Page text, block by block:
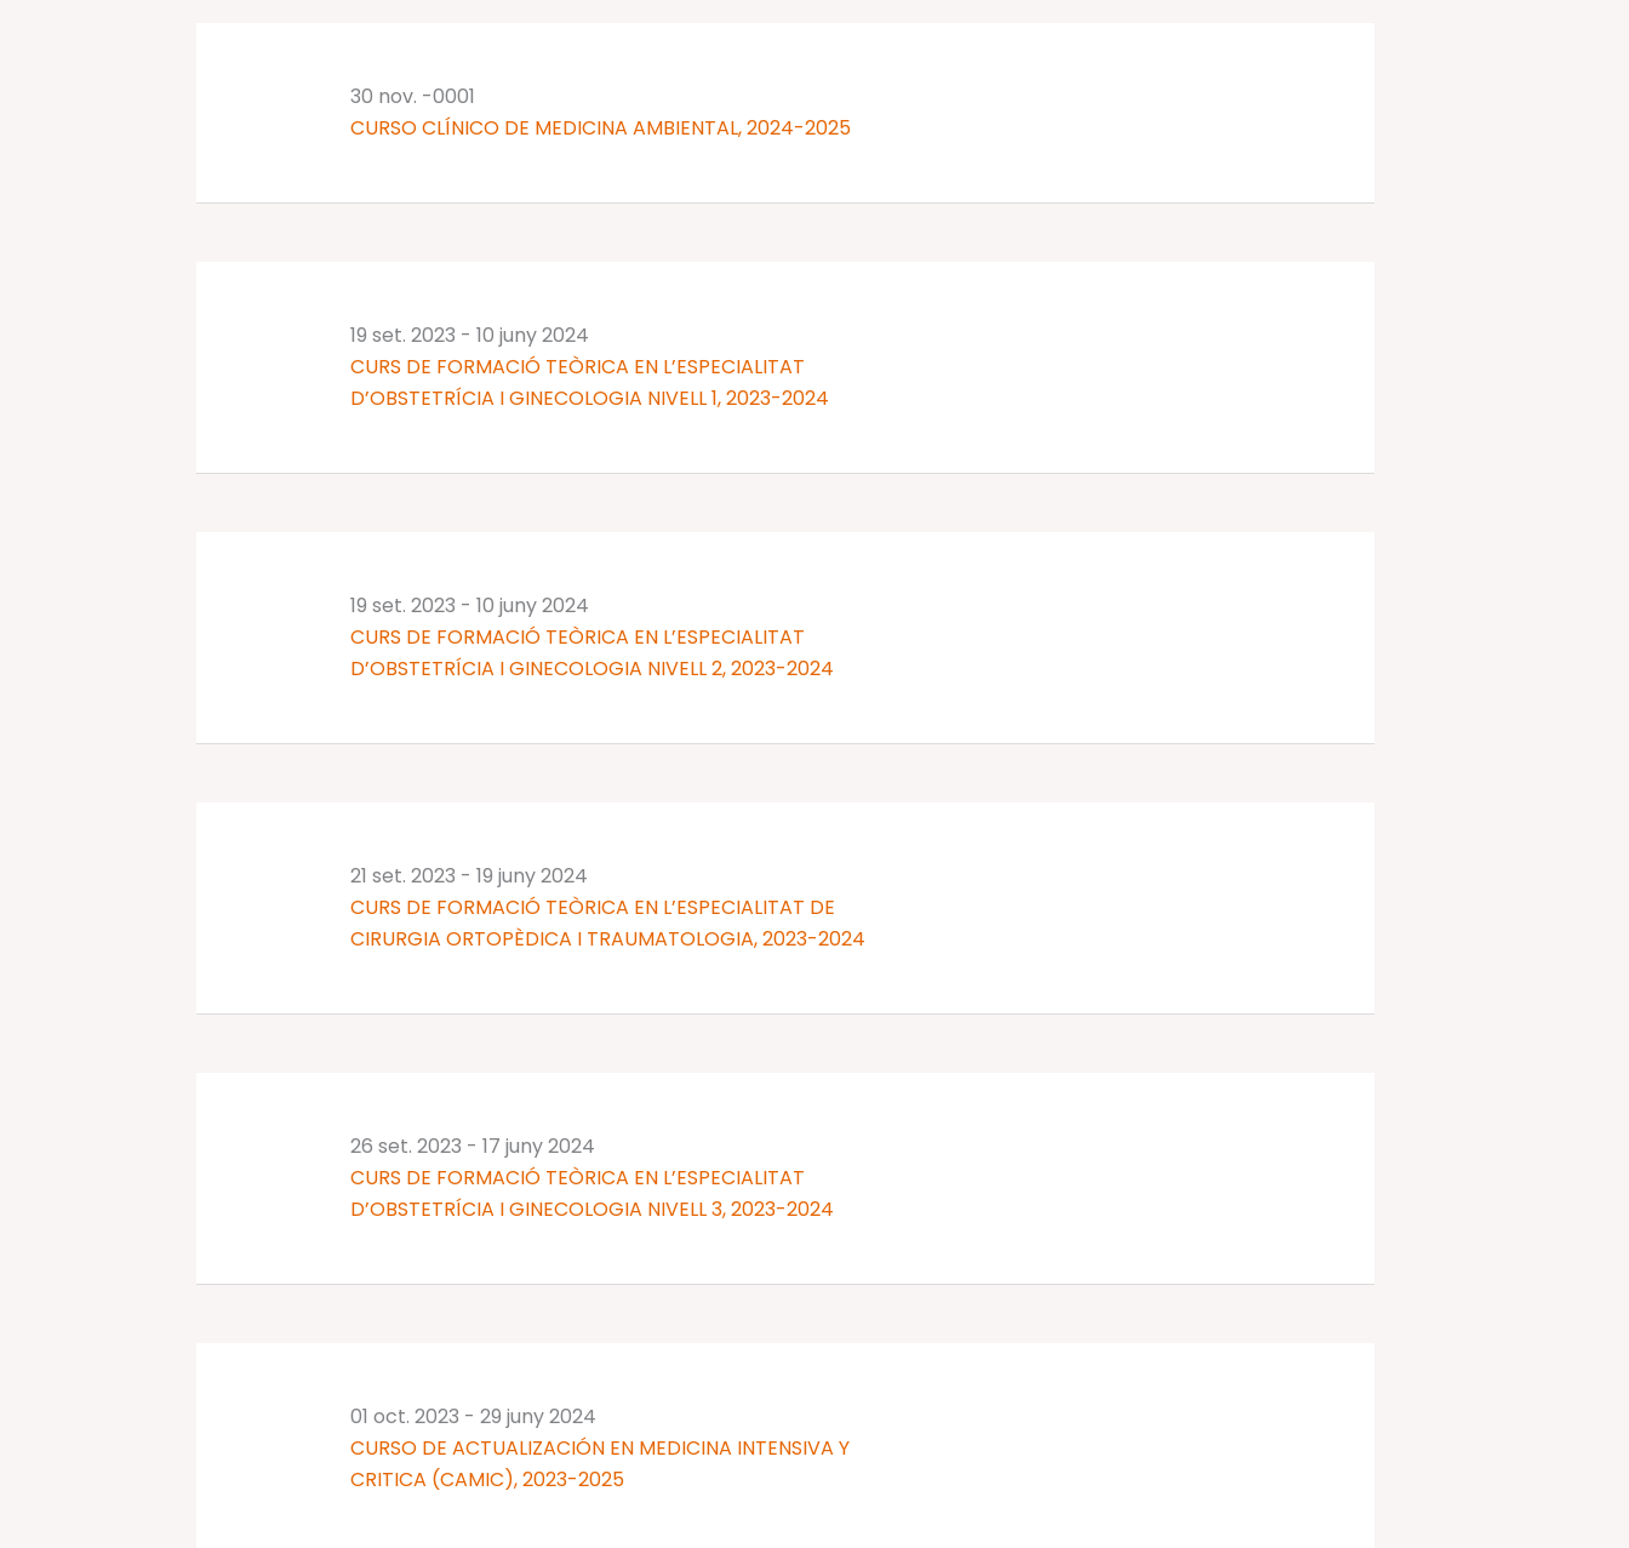
CURSO CLÍNICO DE MEDICINA AMBIENTAL, 2024-2025
30 nov. -0001
CURS DE FORMACIÓ TEÒRICA EN L’ESPECIALITAT
D’OBSTETRÍCIA I GINECOLOGIA NIVELL 1, 2023-2024
19 set. 2023 - 10 juny 2024
CURS DE FORMACIÓ TEÒRICA EN L’ESPECIALITAT
D’OBSTETRÍCIA I GINECOLOGIA NIVELL 2, 2023-2024
19 set. 2023 - 10 juny 2024
CURS DE FORMACIÓ TEÒRICA EN L’ESPECIALITAT DE
CIRURGIA ORTOPÈDICA I TRAUMATOLOGIA, 2023-2024
21 set. 2023 - 19 juny 2024
CURS DE FORMACIÓ TEÒRICA EN L’ESPECIALITAT
D’OBSTETRÍCIA I GINECOLOGIA NIVELL 3, 2023-2024
26 set. 2023 - 17 juny 2024
CURSO DE ACTUALIZACIÓN EN MEDICINA INTENSIVA Y
CRITICA (CAMIC), 2023-2025
01 oct. 2023 - 29 juny 2024